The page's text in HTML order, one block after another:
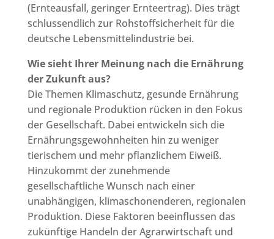
(Ernteausfall, geringer Ernteertrag). Dies trägt
schlussendlich zur Rohstoffsicherheit für die
deutsche Lebensmittelindustrie bei.
Wie sieht Ihrer Meinung nach die Ernährung
der Zukunft aus?
Die Themen Klimaschutz, gesunde Ernährung
und regionale Produktion rücken in den Fokus
der Gesellschaft. Dabei entwickeln sich die
Ernährungsgewohnheiten hin zu weniger
tierischem und mehr pflanzlichem Eiweiß.
Hinzukommt der zunehmende
gesellschaftliche Wunsch nach einer
unabhängigen, klimaschonenderen, regionalen
Produktion. Diese Faktoren beeinflussen das
zukünftige Handeln der Agrarwirtschaft und